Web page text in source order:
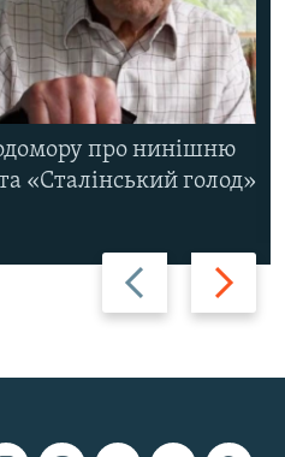
Назад Вперед
про нинішню
«Сталінський голод»